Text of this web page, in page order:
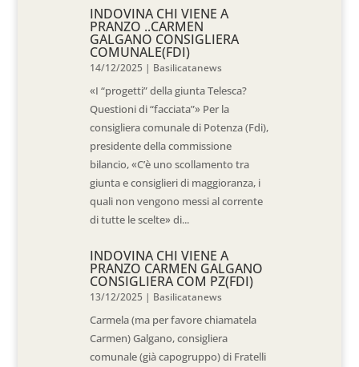
INDOVINA CHI VIENE A
PRANZO ..CARMEN
GALGANO CONSIGLIERA
COMUNALE(FDI)
14/12/2025 | Basilicatanews
«I “progetti” della giunta Telesca?
Questioni di “facciata”» Per la
consigliera comunale di Potenza (Fdi),
presidente della commissione
bilancio, «C’è uno scollamento tra
giunta e consiglieri di maggioranza, i
quali non vengono messi al corrente
di tutte le scelte» di...
INDOVINA CHI VIENE A
PRANZO CARMEN GALGANO
CONSIGLIERA COM PZ(FDI)
13/12/2025 | Basilicatanews
Carmela (ma per favore chiamatela
Carmen) Galgano, consigliera
comunale (già capogruppo) di Fratelli